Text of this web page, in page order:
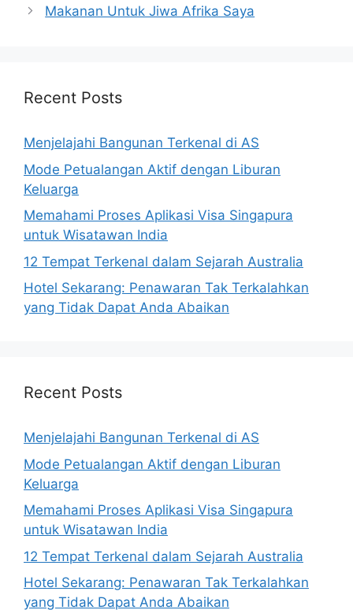
Makanan Untuk Jiwa Afrika Saya
Recent Posts
Menjelajahi Bangunan Terkenal di AS
Mode Petualangan Aktif dengan Liburan
Keluarga
Memahami Proses Aplikasi Visa Singapura
untuk Wisatawan India
12 Tempat Terkenal dalam Sejarah Australia
Hotel Sekarang: Penawaran Tak Terkalahkan
yang Tidak Dapat Anda Abaikan
Recent Posts
Menjelajahi Bangunan Terkenal di AS
Mode Petualangan Aktif dengan Liburan
Keluarga
Memahami Proses Aplikasi Visa Singapura
untuk Wisatawan India
12 Tempat Terkenal dalam Sejarah Australia
Hotel Sekarang: Penawaran Tak Terkalahkan
yang Tidak Dapat Anda Abaikan